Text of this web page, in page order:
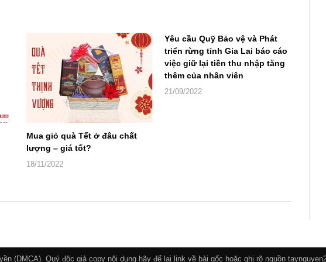
Mua giỏ quà Tết ở đâu chất
lượng – giá tốt?
18/11/2022
Yêu cầu Quỹ Bảo vệ và Phát
triển rừng tỉnh Gia Lai báo cáo
việc giữ lại tiền thu nhập tăng
thêm của nhân viên
21/09/2022
(DMCA). Quý độc giả copy nội dung hãy để lại link về bài gốc hoặc ghi rõ nguồn